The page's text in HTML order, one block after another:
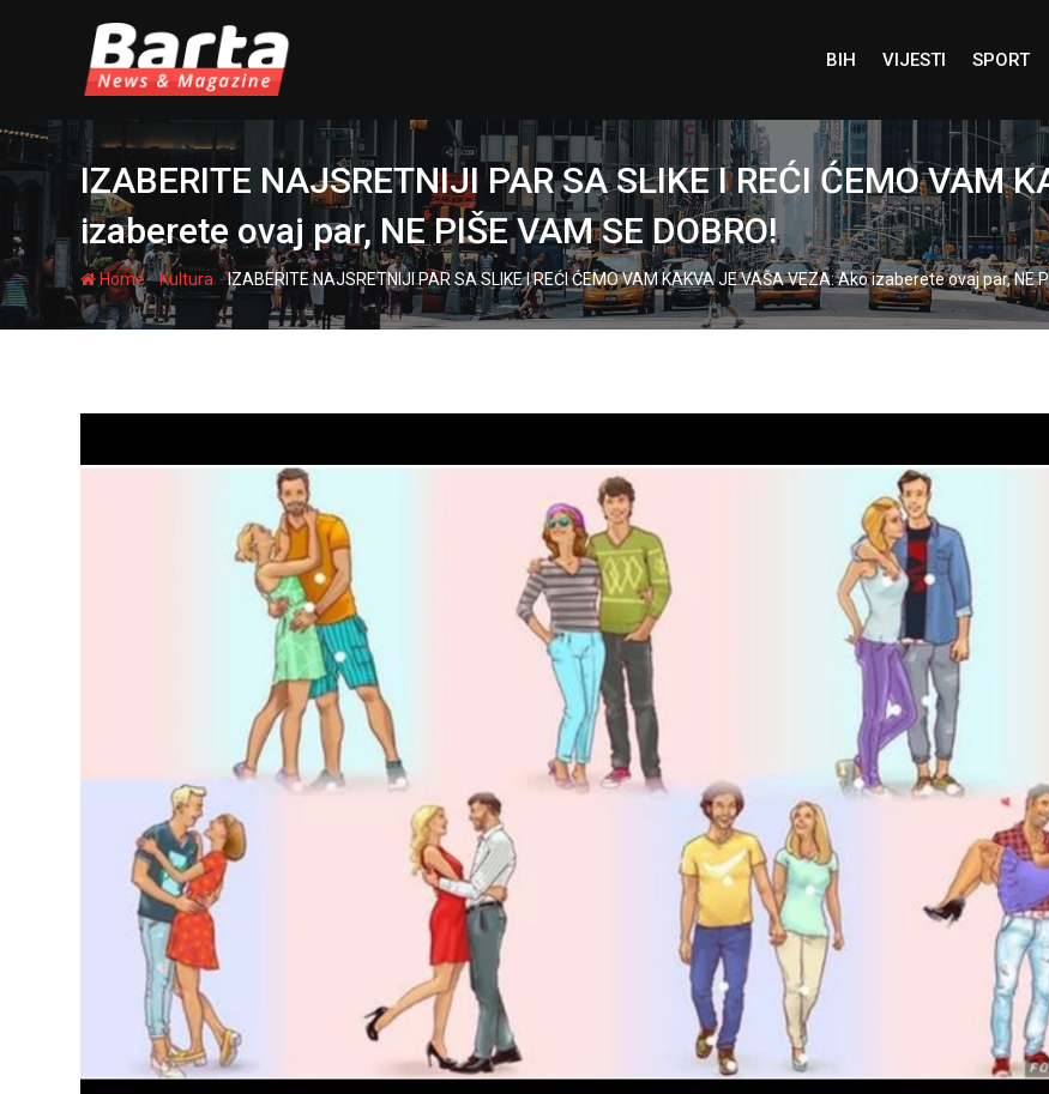
BIH VIJESTI SPORT
IZABERITE NAJSRETNIJI PAR SA SLIKE I REĆI ĆEMO VAM
izaberete ovaj par, NE PIŠE VAM SE DOBRO!
Home-Kultura -IZABERITE NAJSRETNIJI PAR SA SLIKE I REĆI ĆEMO VAM KAKVA JE VAŠA VEZA: Ako izaberete ovaj par, NE